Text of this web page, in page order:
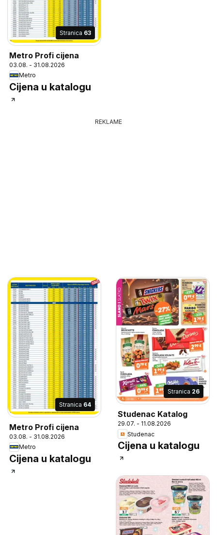
Stranica 63
Metro Profi cijena
03.08. - 31.08.2026
Metro
Cijena u katalogu
REKLAME
Stranica 64
Metro Profi cijena
03.08. - 31.08.2026
Metro
Cijena u katalogu
Stranica 26
Studenac Katalog
29.07. - 11.08.2026
Studenac
Cijena u katalogu